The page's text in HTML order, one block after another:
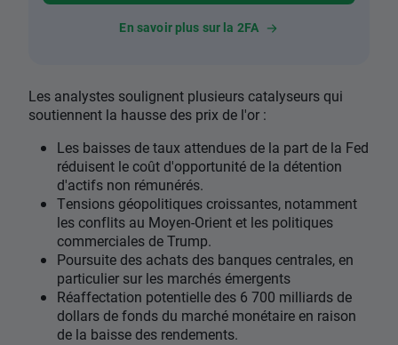
En savoir plus sur la 2FA
Les analystes soulignent plusieurs catalyseurs qui
soutiennent la hausse des prix de l'or :
Les baisses de taux attendues de la part de la Fed
réduisent le coût d'opportunité de la détention
d'actifs non rémunérés.
Tensions géopolitiques croissantes, notamment
les conflits au Moyen-Orient et les politiques
commerciales de Trump.
Poursuite des achats des banques centrales, en
particulier sur les marchés émergents
Réaffectation potentielle des 6 700 milliards de
dollars de fonds du marché monétaire en raison
de la baisse des rendements.